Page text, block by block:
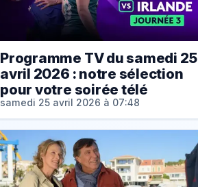
Programme TV du samedi 25
avril 2026 : notre sélection
pour votre soirée télé
samedi 25 avril 2026 à 07:48